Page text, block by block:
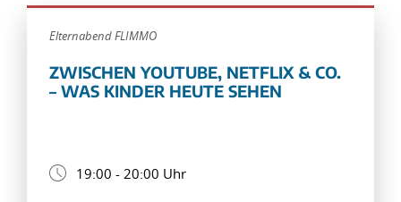
Elternabend FLIMMO
ZWISCHEN YOUTUBE, NETFLIX & CO.
– WAS KINDER HEUTE SEHEN
19:00 - 20:00 Uhr